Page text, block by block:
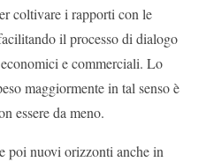
coltivare i rapporti con le
il processo di dialogo
e commerciali. Lo
maggiormente in tal senso è
essere da meno.
poi nuovi orizzonti anche in